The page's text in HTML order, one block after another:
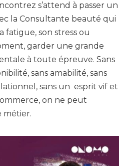
s’attend à passer un
la Consultante beauté qui
fatigue, son stress ou
garder une grande
à toute épreuve. Sans
sans amabilité, sans
sans un esprit vif et
on ne peut
métier.